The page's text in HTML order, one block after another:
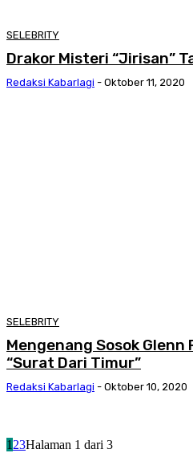
SELEBRITY
Drakor Misteri “Jirisan”
Redaksi Kabarlagi - Oktober 11, 2020
SELEBRITY
Mengenang Sosok
“Surat Dari Timur”
Redaksi Kabarlagi - Oktober 10, 2020
1 23Halaman 1 dari 3